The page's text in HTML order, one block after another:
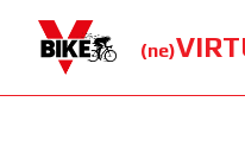
(ne)